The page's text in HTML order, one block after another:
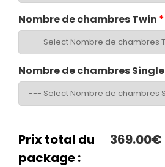
Nombre de chambres Twin *
Nombre de chambres Single
Prix total du
package :
369.00€